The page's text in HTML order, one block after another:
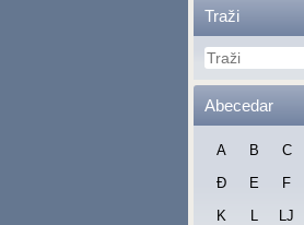
Traži
Abecedar
A B C
Đ
E F
K
L LJ